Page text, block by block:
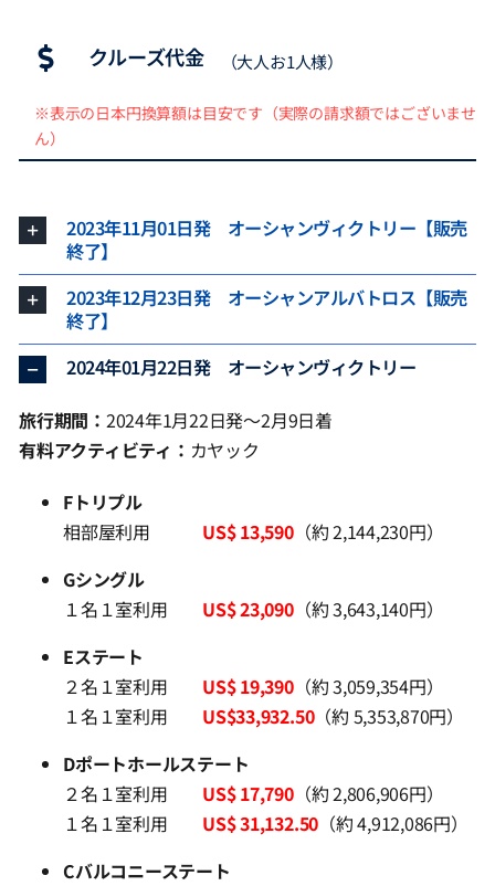
クルーズ代金 （大人お1人様）
※表示の日本円換算額は目安です（実際の請求額ではございませ
ん）
2023年11月01日発 オーシャンヴィクトリー【販売
終了】
2023年12月23日発 オーシャンアルバトロス【販売
終了】
2024年01月22日発 オーシャンヴィクトリー
旅行期間： 2024年1月22日発～2月9日着
有料アクティビティ： カヤック
Fトリプル
相部屋利用 US$ 13,590（約 2,144,230円）
Gシングル
１名１室利用 US$ 23,090（約 3,643,140円）
Eステート
２名１室利用 US$ 19,390（約 3,059,354円）
１名１室利用 US$33,932.50（約 5,353,870円）
Dポートホールステート
２名１室利用 US$ 17,790（約 2,806,906円）
１名１室利用 US$ 31,132.50 （約 4,912,086円）
Cバルコニーステート